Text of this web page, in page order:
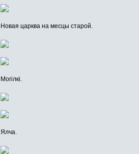
Новая царква на месцы старой.
Могілкі.
Ялча.